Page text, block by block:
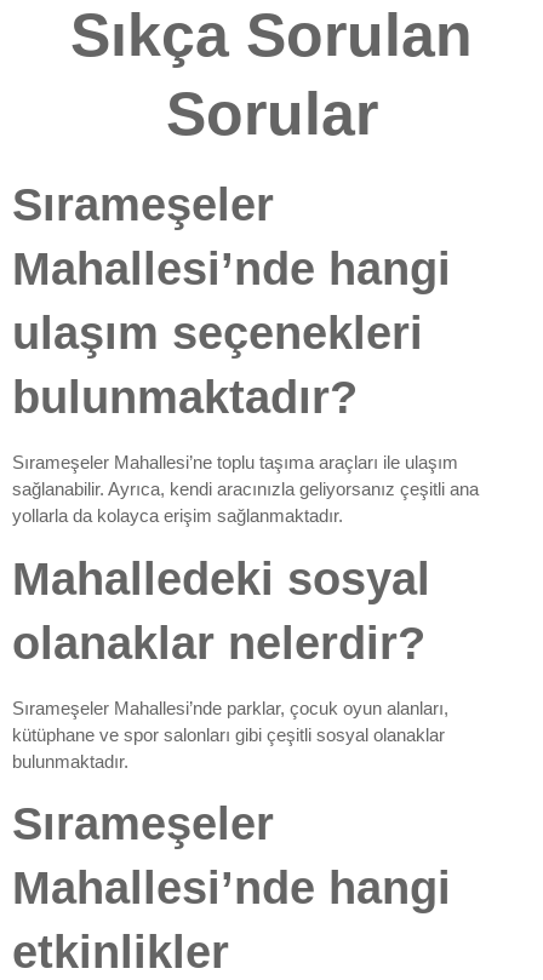
Sıkça Sorulan
Sorular
Sırameşeler
Mahallesi’nde hangi
ulaşım seçenekleri
bulunmaktadır?
Sırameşeler Mahallesi’ne toplu taşıma araçları ile ulaşım
sağlanabilir. Ayrıca, kendi aracınızla geliyorsanız çeşitli ana
yollarla da kolayca erişim sağlanmaktadır.
Mahalledeki sosyal
olanaklar nelerdir?
Sırameşeler Mahallesi’nde parklar, çocuk oyun alanları,
kütüphane ve spor salonları gibi çeşitli sosyal olanaklar
bulunmaktadır.
Sırameşeler
Mahallesi’nde hangi
etkinlikler